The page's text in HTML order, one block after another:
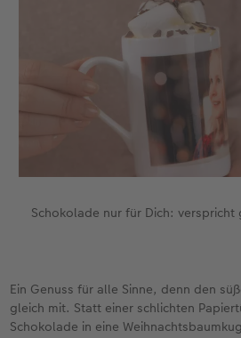
Schokolade nur für Dich:
Ein Genuss für alle Sinne, denn den
gleich mit. Statt einer schlichten
Schokolade in eine